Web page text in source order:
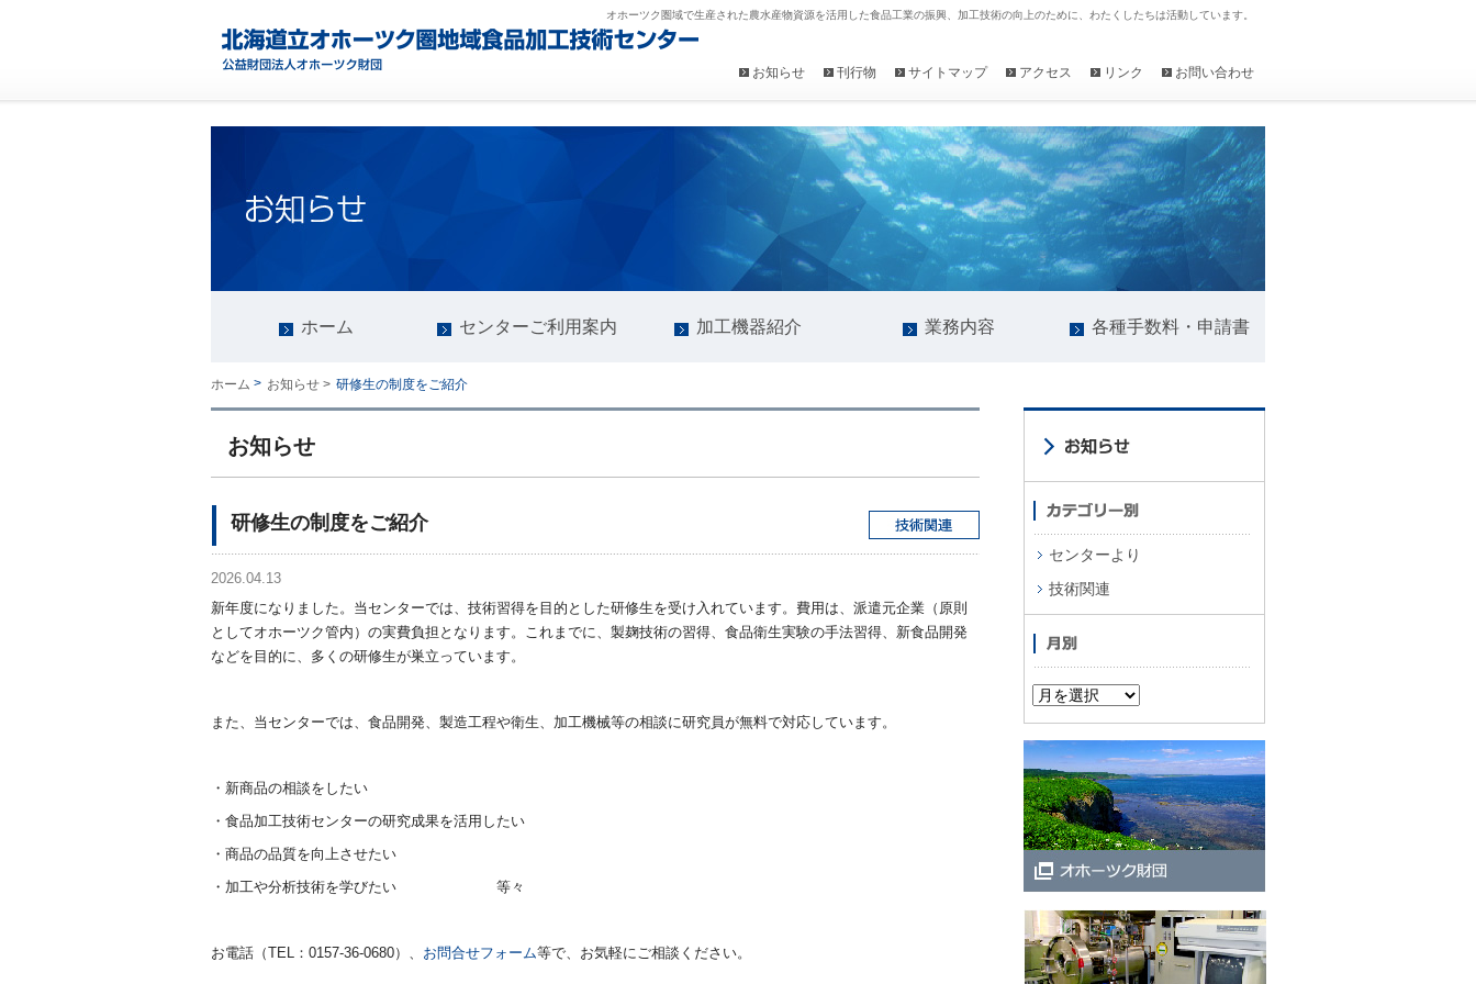
オホーツク圏域で生産された農水産物資源を活用した食品工業の振興、加工技術の向上のために、わたくしたちは活動しています。
お知らせ 刊行物 サイトマップ アクセス リンク お問い合わせ
ホーム センターご利用案内 加工機器紹介 業務内容 各種手数料・申請書
ホーム > お知らせ > 研修生の制度をご紹介
お知らせ
研修生の制度をご紹介
2026.04.13
新年度になりました。当センターでは、技術習得を目的とした研修生を受け入れています。費用は、派遣元企業（原則
としてオホーツク管内）の実費負担となります。これまでに、製麹技術の習得、食品衛生実験の手法習得、新食品開発
などを目的に、多くの研修生が巣立っています。
また、当センターでは、食品開発、製造工程や衛生、加工機械等の相談に研究員が無料で対応しています。
・新商品の相談をしたい
・食品加工技術センターの研究成果を活用したい
・商品の品質を向上させたい
・加工や分析技術を学びたい 等々
お電話（TEL：0157-36-0680）、 お問合せフォーム等で、お気軽にご相談ください。
センターより
技術関連